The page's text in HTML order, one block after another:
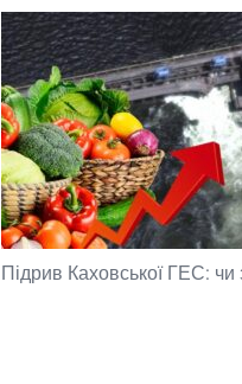
Підрив Каховської ГЕС: чи